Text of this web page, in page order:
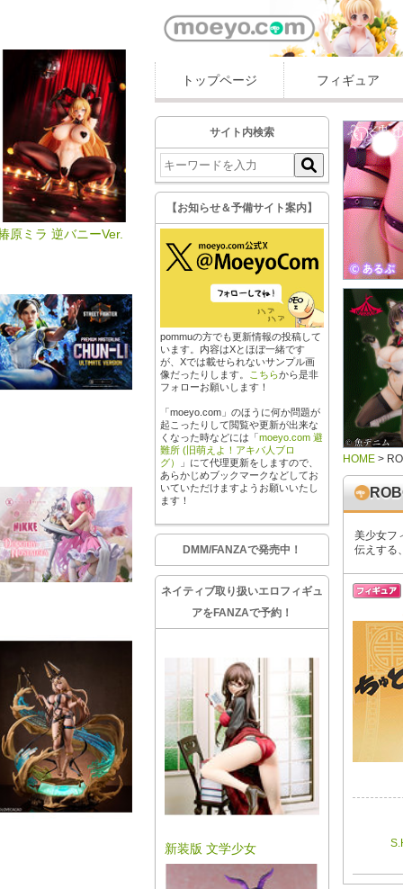
原ミラ 逆バニーVer.
トップページ フィギュア
サイト内検索
【お知らせ＆予備サイト案内】
pommuの方でも更新情報の投稿して
います。内容はXとほぼ一緒です
が、Xでは載せられないサンプル画
像だったりします。
こちらから是非
フォローお願いします！
「moeyo.com」のほうに何か問題が
起こったりして閲覧や更新が出来な
くなった時などには「moeyo.com 避
難所 (旧萌えよ！アキバ人ブロ
グ）
」にて代理更新をしますので、
あらかじめブックマークなどしてお
いていただけますようお願いいたし
ます！
DMM/FANZAで発売中！
ネイティブ取り扱いエロフィギュ
アをFANZAで予約！
新装版 文学少女
HOME >
美少女フ
伝えする